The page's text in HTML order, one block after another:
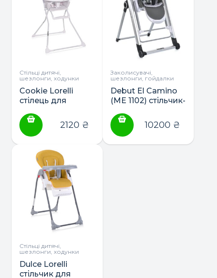
Стільці дитячі,
шезлонги, ходунки
Cookie Lorelli
стілець для
2120 ₴
Заколисувачі,
шезлонги, гойдалки
Debut El Camino
(ME 1102) стільчик-
10200 ₴
Стільці дитячі,
шезлонги, ходунки
Dulce Lorelli
стільчик для